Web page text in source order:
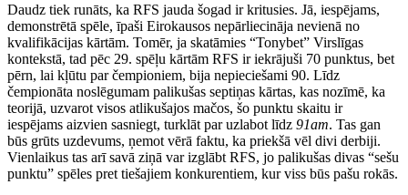
Daudz tiek runāts, ka RFS jauda šogad ir kritusies. Jā, iespējams,
demonstrētā spēle, īpaši Eirokausos nepārliecināja nevienā no
kvalifikācijas kārtām. Tomēr, ja skatāmies “Tonybet” Virslīgas
kontekstā, tad pēc 29. spēļu kārtām RFS ir iekrājuši 70 punktus, bet
pērn, lai kļūtu par čempioniem, bija nepieciešami 90. Līdz
čempionāta noslēgumam palikušas septiņas kārtas, kas nozīmē, ka
teorijā, uzvarot visos atlikušajos mačos, šo punktu skaitu ir
iespējams aizvien sasniegt, turklāt par uzlabot līdz 91am. Tas gan
būs grūts uzdevums, ņemot vērā faktu, ka priekšā vēl divi derbiji.
Vienlaikus tas arī savā ziņā var izglābt RFS, jo palikušas divas “sešu
punktu” spēles pret tiešajiem konkurentiem, kur viss būs pašu rokās.